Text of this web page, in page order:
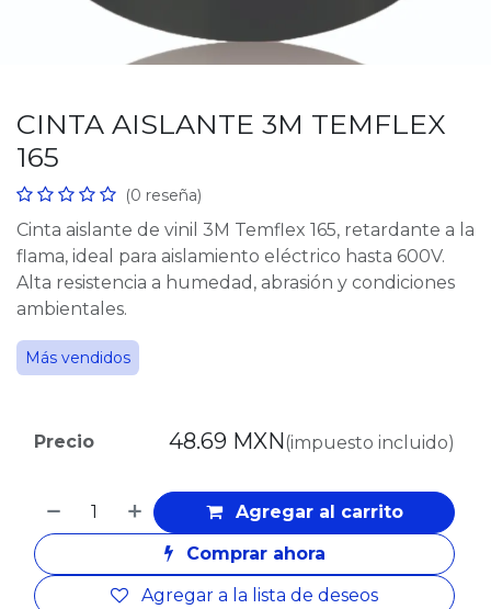
CINTA AISLANTE 3M TEMFLEX
165
(0 reseña)
Cinta aislante de vinil 3M Temflex 165, retardante a la
flama, ideal para aislamiento eléctrico hasta 600V.
Alta resistencia a humedad, abrasión y condiciones
ambientales.
Más vendidos
Agregar al carrito
Comprar ahora
Agregar a la lista de deseos
Precio 48.69 MXN(impuesto incluido)